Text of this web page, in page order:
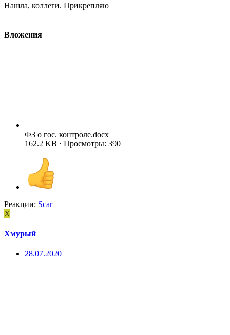
Нашла, коллеги. Прикрепляю
Вложения
ФЗ о гос. контроле.docx
162.2 KB · Просмотры: 390
Реакции: Scar
Х
Хмурый
28.07.2020